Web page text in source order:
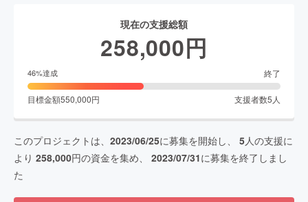
現在の支援総額
258,000円
46%達成 終了
目標金額550,000円 支援者数5 人
このプロジェクトは、 2023/06/25に募集を開始し、 5人の支援に
より 258,000円の資金を集め、 2023/07/31に募集を終了しまし
た